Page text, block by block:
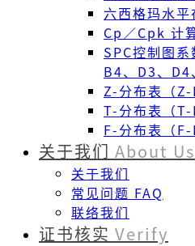
六西格玛水
Cp／Cpk 计
SPC控制图系
B4、D3、
Z-分布表（
T-分布表（
F-分布表（
关于我们 About Us
关于我们
常见问题 FAQ
联络我们
证书核实 Verify